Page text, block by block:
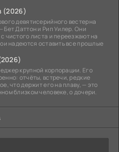
(2026)
девятисерийного вестерна
Бет Даттон и Рип Уилер. Они
чистого листа и переезжают на
надеются оставить все прошлые
крупной корпорации. Его
отчёты, встречи, редкие
что держит его на плаву, — это
близком человеке, о дочери.